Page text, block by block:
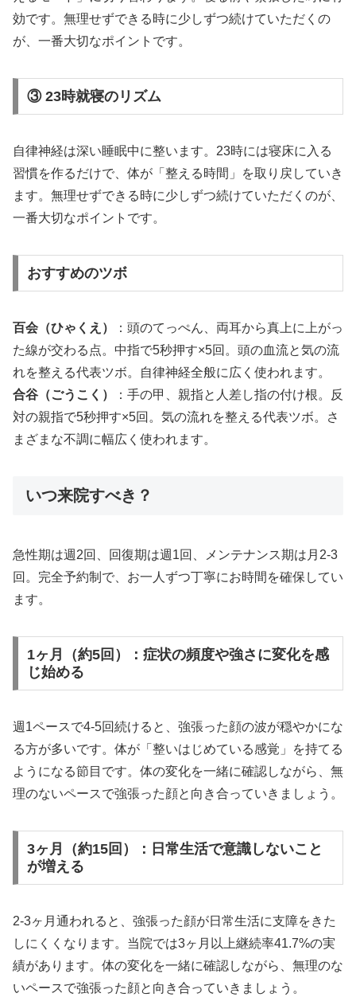
効です。無理せずできる時に少しずつ続けていただくの
が、一番大切なポイントです。
③ 23時就寝のリズム
自律神経は深い睡眠中に整います。23時には寝床に入る
習慣を作るだけで、体が「整える時間」を取り戻していき
ます。無理せずできる時に少しずつ続けていただくのが、
一番大切なポイントです。
おすすめのツボ
百会（ひゃくえ）
：頭のてっぺん、両耳から真上に上がっ
た線が交わる点。中指で5秒押す×5回。頭の血流と気の流
れを整える代表ツボ。自律神経全般に広く使われます。
合谷（ごうこく）
：手の甲、親指と人差し指の付け根。反
対の親指で5秒押す×5回。気の流れを整える代表ツボ。さ
まざまな不調に幅広く使われます。
いつ来院すべき？
急性期は週2回、回復期は週1回、メンテナンス期は月2-3
回。完全予約制で、お一人ずつ丁寧にお時間を確保してい
ます。
1ヶ月（約5回）：症状の頻度や強さに変化を感
じ始める
週1ペースで4-5回続けると、強張った顔の波が穏やかにな
る方が多いです。体が「整いはじめている感覚」を持てる
ようになる節目です。体の変化を一緒に確認しながら、無
理のないペースで強張った顔と向き合っていきましょう。
3ヶ月（約15回）：日常生活で意識しないこと
が増える
2-3ヶ月通われると、強張った顔が日常生活に支障をきた
しにくくなります。当院では3ヶ月以上継続率41.7%の実
績があります。体の変化を一緒に確認しながら、無理のな
いペースで強張った顔と向き合っていきましょう。